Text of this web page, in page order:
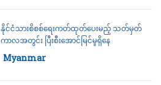
နိုင်ငံသားစိစစ်ရေးကတ်ထုတ်ပေးမည့် သတ်မှတ်
ကာလအတွင်း ပြီးစီးအောင်မြင်မှုရှိနေ
Category:
Myanmar